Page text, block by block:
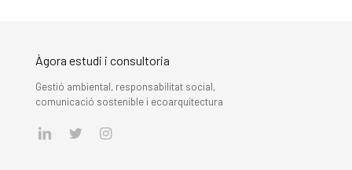
Àgora estudi i consultoria
Gestió ambiental, responsabilitat social,
comunicació sostenible i ecoarquitectura